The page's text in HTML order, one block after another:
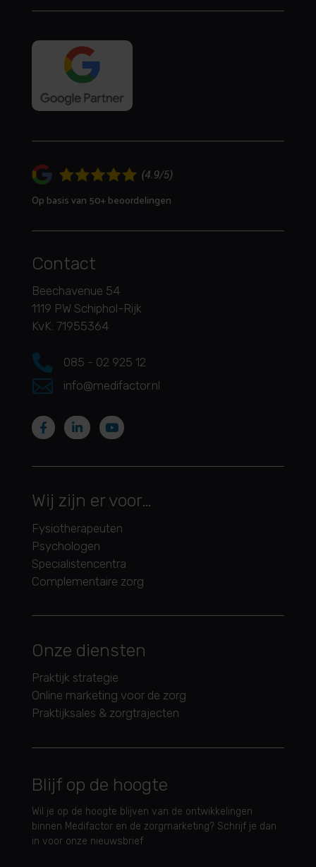
Op basis van 50+ beoordelingen
Contact
Beechavenue 54
1119 PW Schiphol-Rijk
KvK: 71955364
 085 - 02 925 12
 info@medifactor.nl
Wij zijn er voor…
Fysiotherapeuten
Psychologen
Specialistencentra
Complementaire zorg
Onze diensten
Praktijk strategie
Online marketing voor de zorg
Praktijksales & zorgtrajecten
Blijf op de hoogte
Wil je op de hoogte blijven van de ontwikkelingen
binnen Medifactor en de zorgmarketing? Schrijf je dan
in voor onze nieuwsbrief